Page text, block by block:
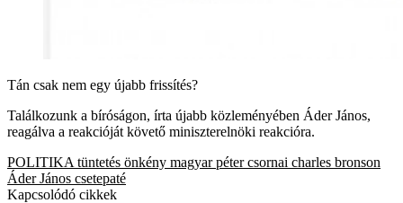
Tán csak nem egy újabb frissítés?
Találkozunk a bíróságon, írta újabb közleményében Áder János,
reagálva a reakcióját követő miniszterelnöki reakcióra.
POLITIKA tüntetés önkény magyar péter csornai charles bronson
Áder János csetepaté
Kapcsolódó cikkek